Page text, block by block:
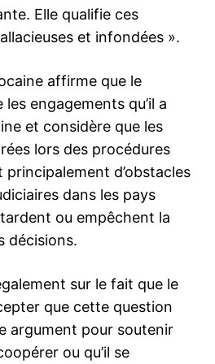
Le secrétariat général du